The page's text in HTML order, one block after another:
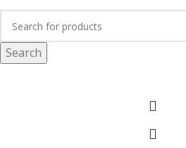
Search